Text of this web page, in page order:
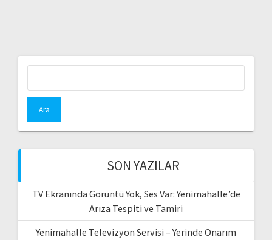
SON YAZILAR
TV Ekranında Görüntü Yok, Ses Var: Yenimahalle’de
Arıza Tespiti ve Tamiri
Yenimahalle Televizyon Servisi – Yerinde Onarım